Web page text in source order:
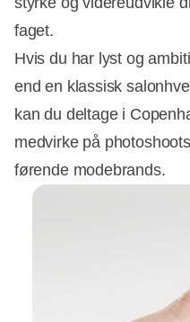
faget.
Hvis du har lyst og
end en klassisk
kan du deltage i
medvirke på
førende modebrands.